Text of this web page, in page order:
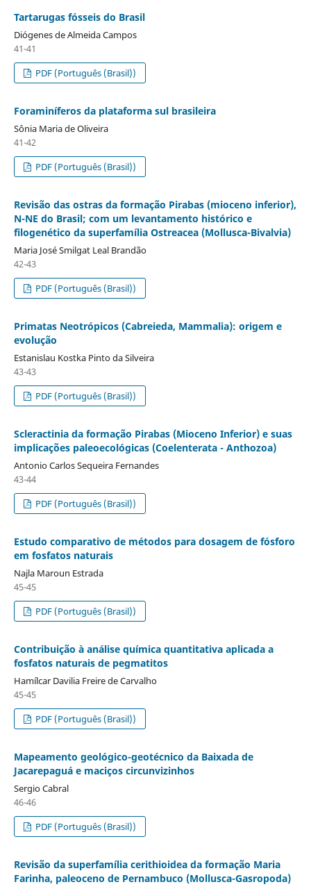
Tartarugas fósseis do Brasil
Diógenes de Almeida Campos
41-41
PDF (Português (Brasil))
Foraminíferos da plataforma sul brasileira
Sônia Maria de Oliveira
41-42
PDF (Português (Brasil))
Revisão das ostras da formação Pirabas (mioceno inferior),
N-NE do Brasil; com um levantamento histórico e
filogenético da superfamília Ostreacea (Mollusca-Bivalvia)
Maria José Smilgat Leal Brandão
42-43
PDF (Português (Brasil))
Primatas Neotrópicos (Cabreieda, Mammalia): origem e
evolução
Estanislau Kostka Pinto da Silveira
43-43
PDF (Português (Brasil))
Scleractinia da formação Pirabas (Mioceno Inferior) e suas
implicações paleoecológicas (Coelenterata - Anthozoa)
Antonio Carlos Sequeira Fernandes
43-44
PDF (Português (Brasil))
Estudo comparativo de métodos para dosagem de fósforo
em fosfatos naturais
Najla Maroun Estrada
45-45
PDF (Português (Brasil))
Contribuição à análise química quantitativa aplicada a
fosfatos naturais de pegmatitos
Hamílcar Davilia Freire de Carvalho
45-45
PDF (Português (Brasil))
Mapeamento geológico-geotécnico da Baixada de
Jacarepaguá e maciços circunvizinhos
Sergio Cabral
46-46
PDF (Português (Brasil))
Revisão da superfamília cerithioidea da formação Maria
Farinha, paleoceno de Pernambuco (Mollusca-Gasropoda)